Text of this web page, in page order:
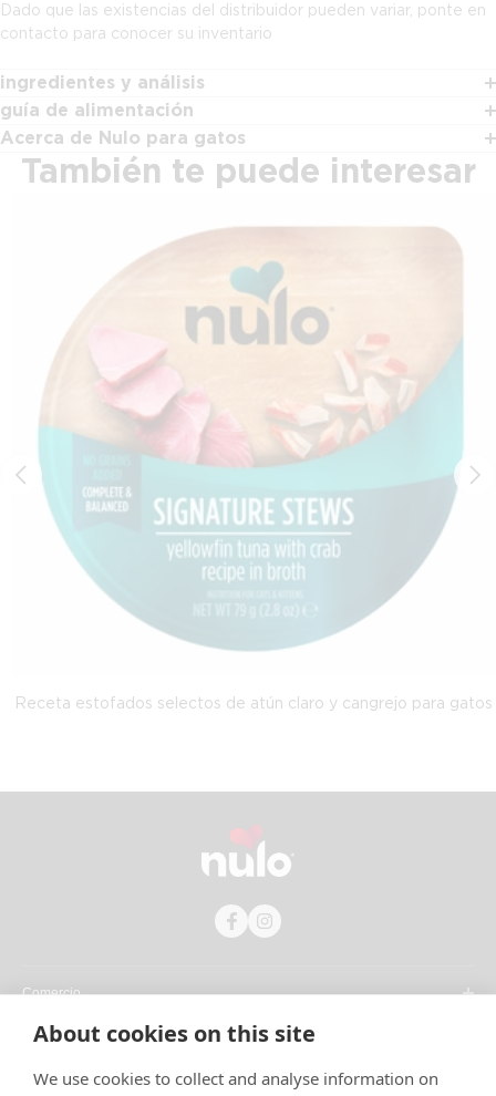
Dado que las existencias del distribuidor pueden variar, ponte en
contacto para conocer su inventario
ingredientes y análisis
guía de alimentación
Acerca de Nulo para gatos
También te puede interesar
Receta estofados selectos de atún claro y cangrejo para gatos
Comercio
Compañía
About cookies on this site
We use cookies to collect and analyse information on